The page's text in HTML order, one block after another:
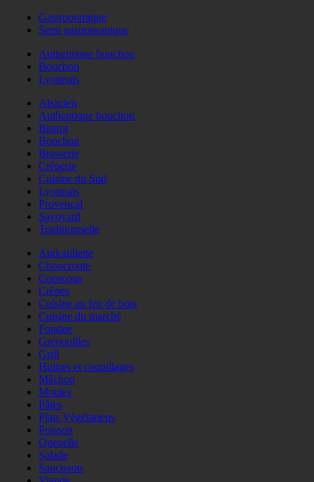
Gastronomique
Semi gastronomique
Authentique bouchon
Bouchon
Lyonnais
Alsacien
Authentique bouchon
Bistrot
Bouchon
Brasserie
Crêperie
Cuisine du Sud
Lyonnais
Provençal
Savoyard
Traditionnelle
Andouillette
Choucroute
Couscous
Crêpes
Cuisine au feu de bois
Cuisine du marché
Fondue
Grenouilles
Grill
Huitres et coquillages
Mâchon
Moules
Pâtes
Plats Végétariens
Poisson
Quenelle
Salade
Saucisson